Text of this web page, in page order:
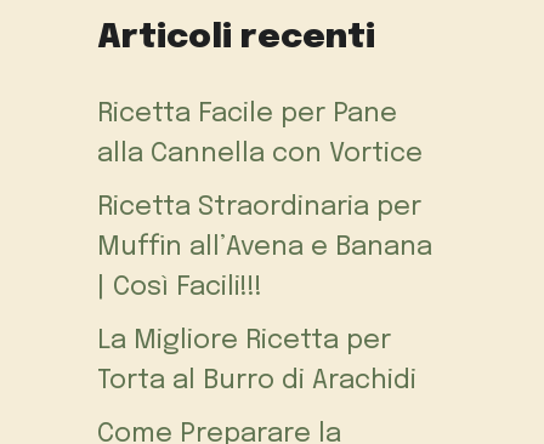
Articoli recenti
Ricetta Facile per Pane
alla Cannella con Vortice
Ricetta Straordinaria per
Muffin all’Avena e Banana
| Così Facili!!!
La Migliore Ricetta per
Torta al Burro di Arachidi
Come Preparare la